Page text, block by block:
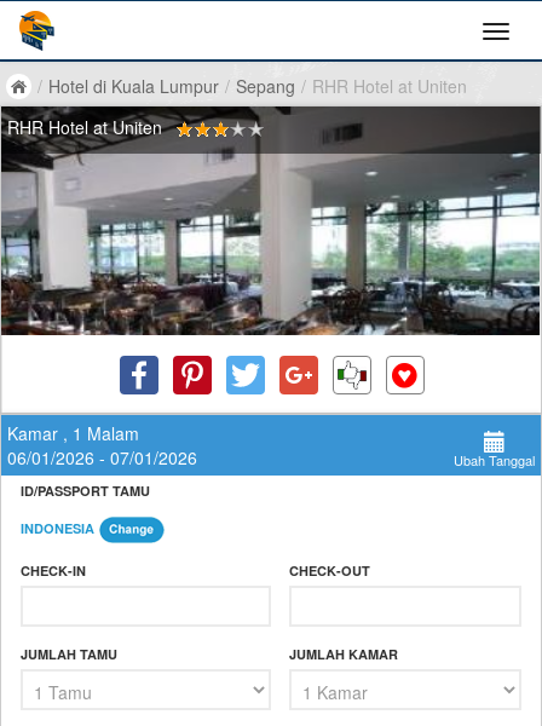
/ Hotel di Kuala Lumpur / Sepang / RHR Hotel at Uniten
RHR Hotel at Uniten
Kamar , 1 Malam
06/01/2026 - 07/01/2026
Ubah Tanggal
ID/PASSPORT TAMU
INDONESIA
CHECK-IN CHECK-OUT
JUMLAH TAMU JUMLAH KAMAR